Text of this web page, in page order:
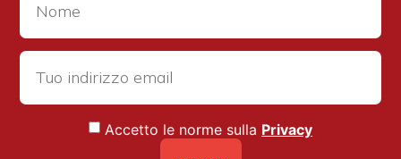
Accetto le norme sulla Privacy